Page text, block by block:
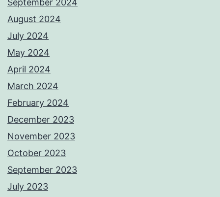
August 2024
July 2024
May 2024
April 2024
March 2024
February 2024
December 2023
November 2023
October 2023
September 2023
July 2023